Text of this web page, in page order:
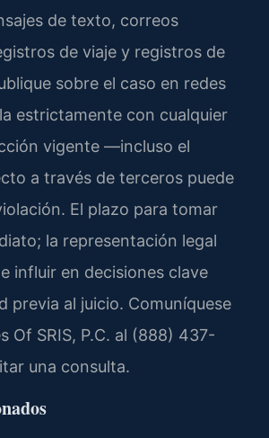
de texto, correos
de viaje y registros de
sobre el caso en redes
estrictamente con cualquier
vigente —incluso el
a través de terceros puede
El plazo para tomar
la representación legal
influir en decisiones clave
previa al juicio. Comuníquese
Of SRIS, P.C. al (888) 437-
una consulta.